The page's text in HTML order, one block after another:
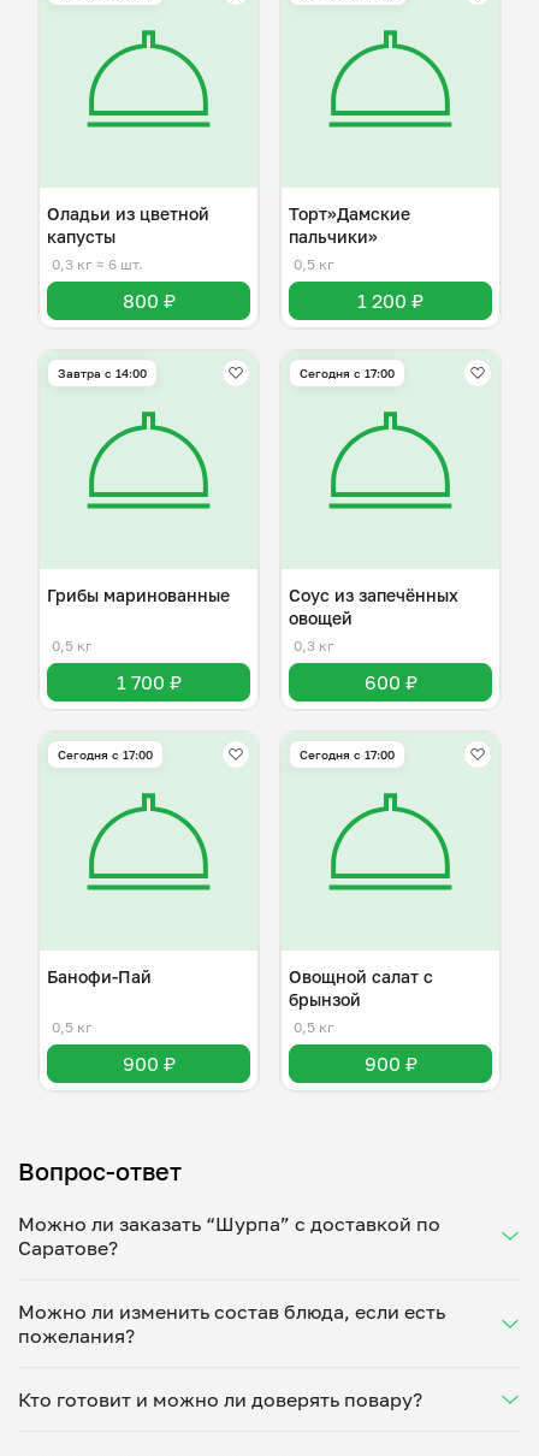
Оладьи из цветной
капусты
0,3 кг ≈ 6 шт.
800 ₽
Торт»Дамские
пальчики»
0,5 кг
1 200 ₽
Завтра c 14:00
Грибы маринованные
0,5 кг
1 700 ₽
Сегодня с 17:00
Соус из запечённых
овощей
0,3 кг
600 ₽
Сегодня с 17:00
Банофи-Пай
0,5 кг
900 ₽
Сегодня с 17:00
Овощной салат с
брынзой
0,5 кг
900 ₽
Вопрос-ответ
Можно ли заказать “Шурпа” с доставкой по
Саратове?
Укажите удобное время — и получите свежее
домашнее блюдо в большой порции прямо с плиты.
минут. Статус заказа отслеживайте в личном
кабинете, а с поваром можно связаться напрямую в
Можно ли изменить состав блюда, если есть
пожелания?
ваши предпочтения: уберет специи, снизит
Укажите пожелания при оформлении или напишите
Кто готовит и можно ли доверять повару?